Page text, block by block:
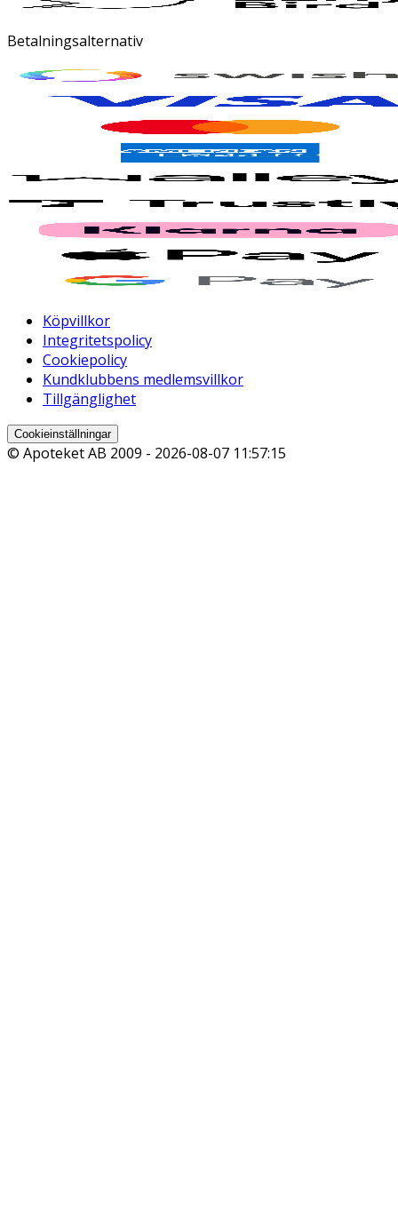
Betalningsalternativ
Köpvillkor
Integritetspolicy
Cookiepolicy
Kundklubbens medlemsvillkor
Tillgänglighet
Cookieinställningar
© Apoteket AB 2009 - 2026-08-07 11:57:15